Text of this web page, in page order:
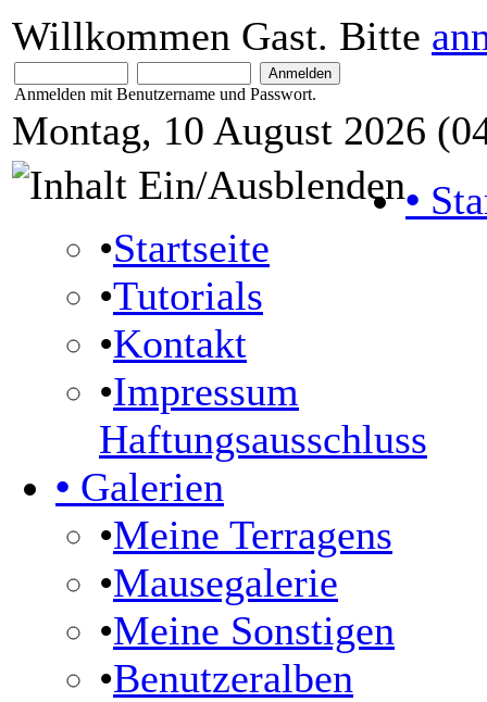
Willkommen Gast. Bitte
Anmelden mit Benutzername und Passwort.
Montag, 10 August 2026
•
•Startseite
•Tutorials
•Kontakt
•Impressum
Haftungsausschluss
• Galerien
•Meine Terragens
•Mausegalerie
•Meine Sonstigen
•Benutzeralben